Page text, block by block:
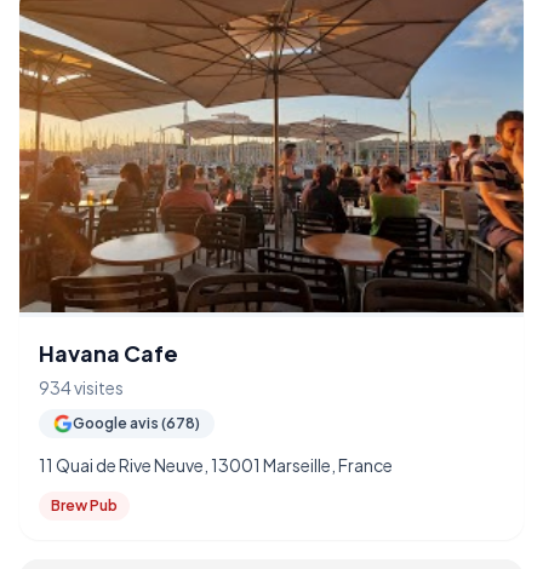
Havana Cafe
934 visites
Google avis (678)
11 Quai de Rive Neuve, 13001 Marseille, France
Brew Pub